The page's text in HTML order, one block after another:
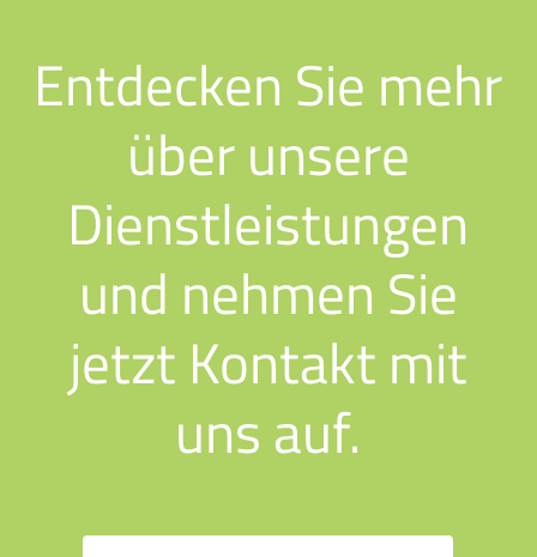
Entdecken Sie mehr
über unsere
Dienstleistungen
und nehmen Sie
jetzt Kontakt mit
uns auf.